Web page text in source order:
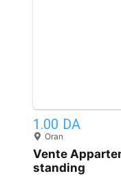
1.00 DA
Oran
Vente
standing